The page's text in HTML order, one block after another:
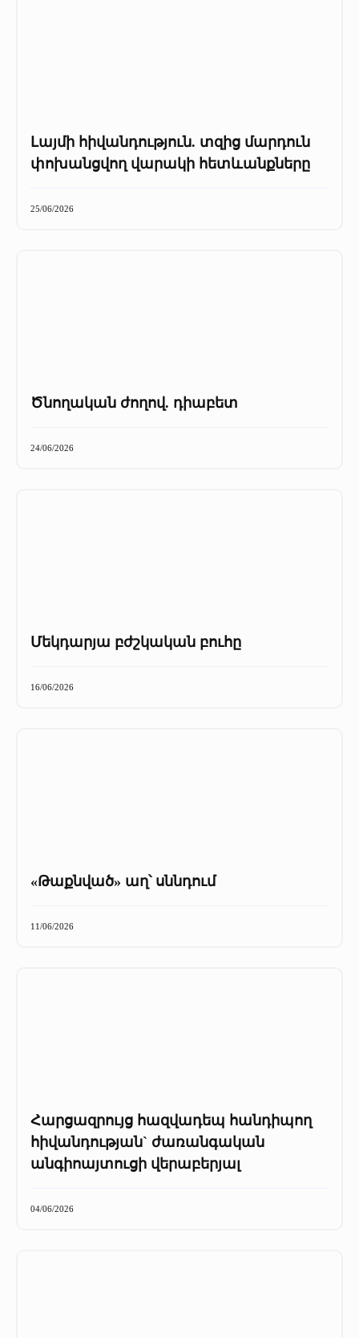
Լայմի հիվանդություն. տզից մարդուն
փոխանցվող վարակի հետևանքները
25/06/2026
Ծնողական ժողով. դիաբետ
24/06/2026
Մեկդարյա բժշկական բուհը
16/06/2026
«Թաքնված» աղ՝ սննդում
11/06/2026
Հարցազրույց հազվադեպ հանդիպող
հիվանդության` ժառանգական
անգիոայտուցի վերաբերյալ
04/06/2026